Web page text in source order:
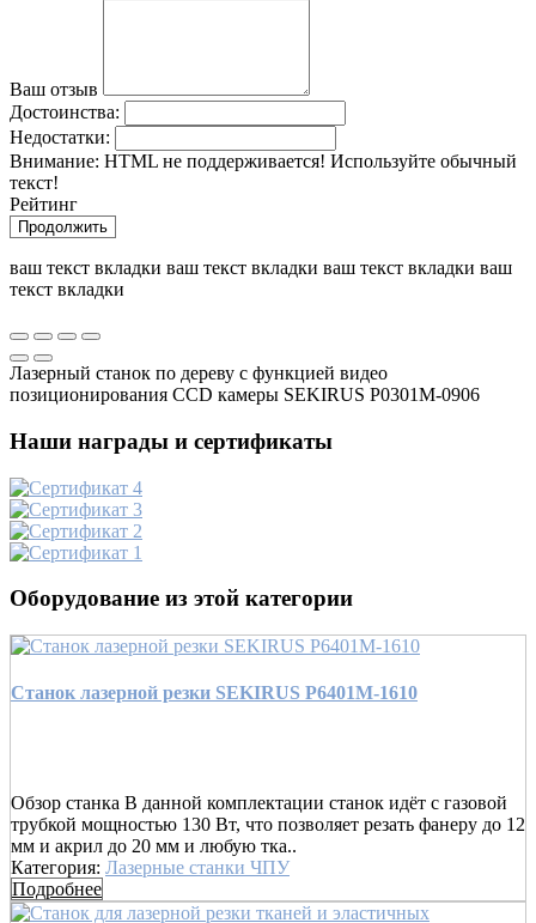
Ваш отзыв
Достоинства:
Недостатки:
Внимание: HTML не поддерживается! Используйте обычный
текст!
Рейтинг
Продолжить
ваш текст вкладки ваш текст вкладки ваш текст вкладки ваш
текст вкладки
Лазерный станок по дереву с функцией видео
позиционирования CCD камеры SEKIRUS P0301M-0906
Наши награды и сертификаты
Оборудование из этой категории
Станок лазерной резки SEKIRUS P6401M-1610
Обзор станка В данной комплектации станок идёт с газовой
трубкой мощностью 130 Вт, что позволяет резать фанеру до 12
мм и акрил до 20 мм и любую тка..
Категория: Лазерные станки ЧПУ
Подробнее